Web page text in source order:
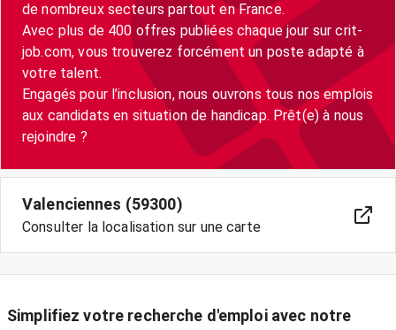
de nombreux secteurs partout en France.
Avec plus de 400 offres publiées chaque jour sur crit-
job.com, vous trouverez forcément un poste adapté à
votre talent.
Engagés pour l’inclusion, nous ouvrons tous nos emplois
aux candidats en situation de handicap. Prêt(e) à nous
Valenciennes (59300)
Consulter la localisation sur une carte
Simplifiez votre recherche d'emploi avec notre